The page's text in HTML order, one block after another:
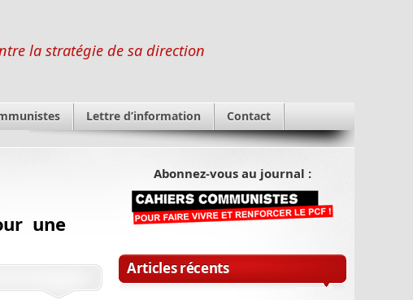
la stratégie de sa direction
Lettre d’information Contact
une
Abonnez-vous au journal :
Articles récents